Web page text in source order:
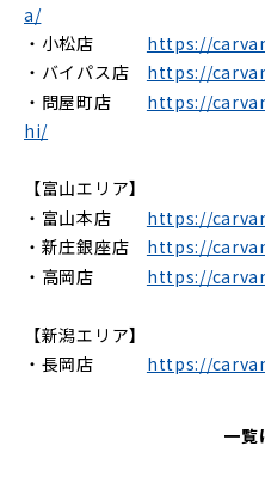
a/
・小松店 https://
・バイパス店 https://
・問屋町店 https://
hi/
【富山エリア】
・富山本店 https://
・新庄銀座店 https://
・高岡店 https://
【新潟エリア】
・長岡店 https://
一覧